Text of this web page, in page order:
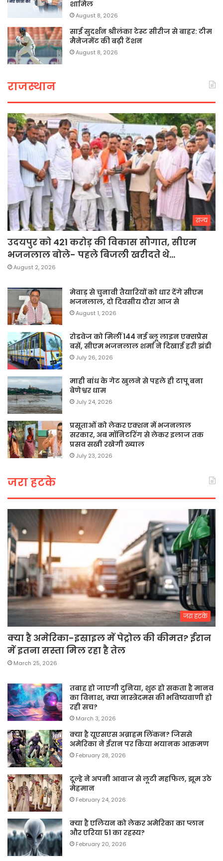
शामिल
August 8, 2026
साई सुदर्शन श्रीलंका टेस्ट सीरीज से बाहर: टीम
मैनेजमेंट की बढ़ी टेंशन
August 8, 2026
राजस्थान
राज्य
उदयपुर को 421 करोड़ की विकास सौगात, सीएम
भजनलाल बोले- पहले बिजली खरीदते थे…
August 2, 2026
मेवाड़ से चुनावी तैयारियों को धार देंगे सीएम
भजनलाल, दो दिवसीय दौरा आज से
August 1, 2026
रोडवेज को मिलीं 144 नई ब्लू लाइन एक्सप्रेस
बसें, सीएम भजनलाल शर्मा ने दिखाई हरी झंडी
July 26, 2026
माही बांध के गेट खुलने से पहले ही टापू बना
बेणेश्वर धाम
July 24, 2026
प्रसूताओं को लेकर एक्शन में भजनलाल
सरकार, अब मॉनिटरिंग से लेकर इलाज तक
प्रसव सखी रखेगी ख्याल
July 23, 2026
जरा हटके
जरा हटके
क्या है अमेरिका-इस्राइल में पेट्रोल की कीमत? ईरान
में इतना सस्ता मिल रहा है तेल
March 25, 2026
तबाह हो जाएगी दुनिया, शुरू हो सकता है मानव
का विनाश, क्या नास्त्रेदमस की भविष्यवाणी हो
रही सच?
March 3, 2026
क्या है यूएसएस अब्राहम लिंकन? जिससे
अमेरिका ने ईरान पर किया भयानक आक्रमण
February 28, 2026
दूल्हे ने अपनी आवाज से लूटी महफिल, झूम उठे
मेहमान
February 24, 2026
क्या है एलियन को लेकर अमेरिका का प्लान
और एरिया 51 का रहस्य?
February 20, 2026